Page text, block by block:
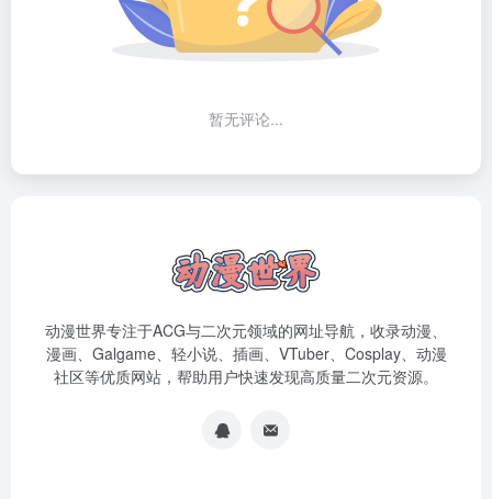
暂无评论...
动漫世界专注于ACG与二次元领域的网址导航，收录动漫、
漫画、Galgame、轻小说、插画、VTuber、Cosplay、动漫
社区等优质网站，帮助用户快速发现高质量二次元资源。